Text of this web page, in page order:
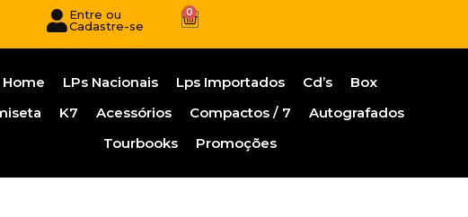
Entre ou
Cadastre-se
0
Home LPs Nacionais Lps Importados Cd’s
Box
K7 Acessórios Compactos / 7
Autografados
Tourbooks
Promoções